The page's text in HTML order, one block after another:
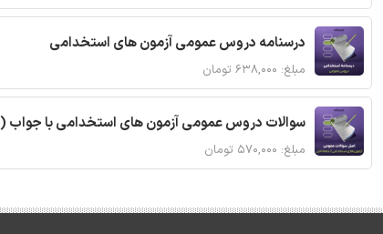
درسنامه دروس عمومی آزمون های استخدامی
مبلغ: ۶۳۸,۰۰۰ تومان
سوالات دروس عمومی آزمون های استخدامی با جواب (2 دهه اخیر)
مبلغ: ۵۷۰,۰۰۰ تومان